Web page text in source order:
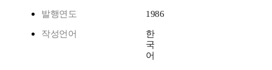
발행연도 1986
작성언어
한
국
어